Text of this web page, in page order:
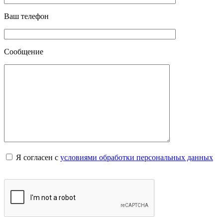
Ваш телефон
Сообщение
Я согласен с условиями обработки персональных данных